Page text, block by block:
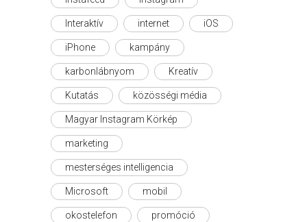
Interaktív internet iOS
iPhone kampány
karbonlábnyom Kreatív
Kutatás közösségi média
Magyar Instagram Körkép
marketing
mesterséges intelligencia
Microsoft mobil
okostelefon promóció